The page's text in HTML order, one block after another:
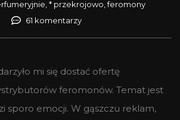
* przekrojowo ,feromony
61 komentarzy
mi się dostać ofertę
feromonów. Temat jest
sporo emocji. W gąszczu reklam,